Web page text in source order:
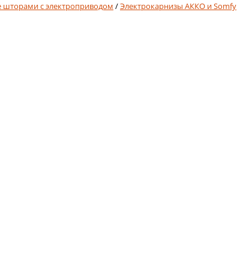
шторами с электроприводом /Электрокарнизы АККО и Somfy